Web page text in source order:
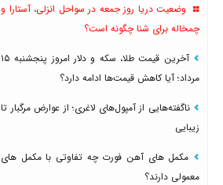
وضعیت دریا روز جمعه در سواحل انزلی، آستارا و
چمخاله برای شنا چگونه است؟
آخرین قیمت طلا، سکه و دلار امروز پنجشنبه ۱۵
مرداد؛ آیا کاهش قیمت‌ها ادامه دارد؟
ناگفته‌هایی از آمپول‌های لاغری؛ از عوارض مرگبار تا
زیبایی
مکمل های آهن فورت چه تفاوتی با مکمل های
معمولی دارند؟